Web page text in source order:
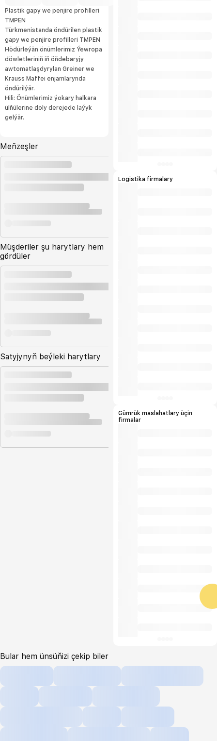
Plastik gapy we penjire profilleri
TMPEN
Türkmenistanda öndürilen plastik
gapy we penjire profilleri TMPEN
Hödürleýän önümlerimiz Ýewropa
döwletleriniň iň öňdebaryjy
awtomatlaşdyrylan Greiner we
Krauss Maffei enjamlarynda
öndürilýär.
Hili: Önümlerimiz ýokary halkara
ülňülerine doly derejede laýyk
gelýär.
Meňzeşler
Müşderiler şu harytlary hem
gördüler
Satyjynyň beýleki harytlary
Logistika firmalary
Gümrük maslahatlary üçin
firmalar
Bular hem ünsüňizi çekip biler